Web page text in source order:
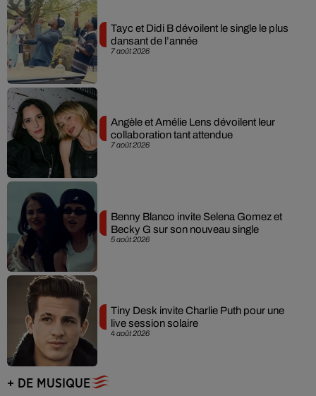
7 août 2026
Tayc et Didi B dévoilent le single le plus
dansant de l’année
7 août 2026
Angèle et Amélie Lens dévoilent leur
collaboration tant attendue
5 août 2026
Benny Blanco invite Selena Gomez et
Becky G sur son nouveau single
4 août 2026
Tiny Desk invite Charlie Puth pour une
live session solaire
+ DE MUSIQUE